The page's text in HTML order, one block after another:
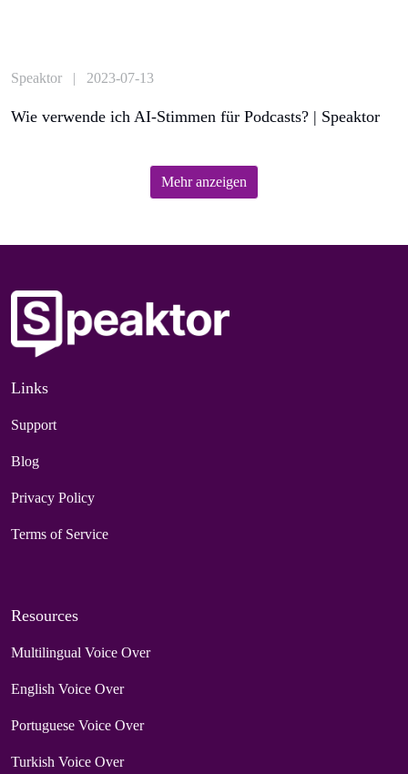
Speaktor | 2023-07-13
Wie verwende ich AI-Stimmen für Podcasts? | Speaktor
Mehr anzeigen
Links
Support
Blog
Privacy Policy
Terms of Service
Resources
Multilingual Voice Over
English Voice Over
Portuguese Voice Over
Turkish Voice Over